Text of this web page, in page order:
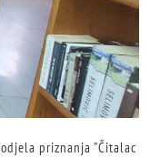
priznanja ”Čitalac